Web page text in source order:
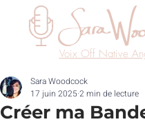
Voix Off Native
Créer ma
Sara Woodcock
17 juin 20252 min de lecture